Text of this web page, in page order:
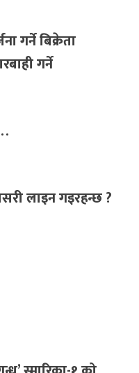
गर्ने बिक्रेता
गर्ने
लाइन गइरहन्छ ?